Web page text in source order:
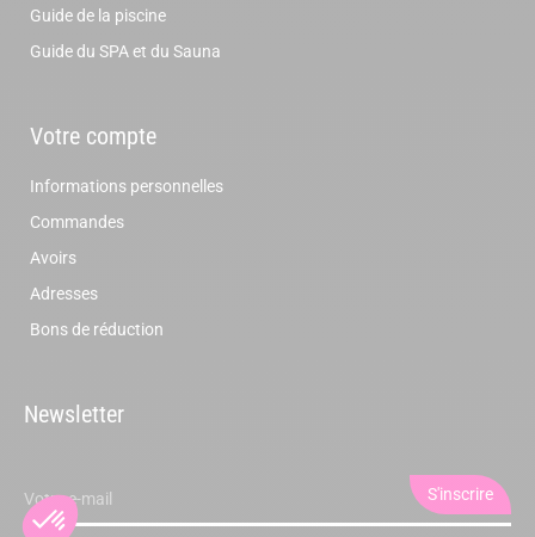
Guide de la piscine
Guide du SPA et du Sauna
Votre compte
Informations personnelles
Commandes
Avoirs
Adresses
Bons de réduction
Newsletter